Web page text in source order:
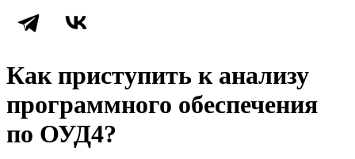
Как приступить к анализу
программного обеспечения
по ОУД4?